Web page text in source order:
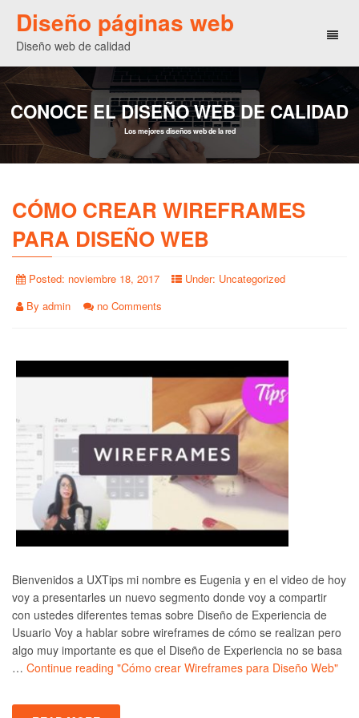
Diseño páginas web
Diseño web de calidad
CONOCE EL DISEÑO WEB DE CALIDAD
Los mejores diseños web de la red
CÓMO CREAR WIREFRAMES
PARA DISEÑO WEB
Posted: noviembre 18, 2017 Under: Uncategorized
By admin no Comments
Bienvenidos a UXTips mi nombre es Eugenia y en el video de hoy
voy a presentarles un nuevo segmento donde voy a compartir
con ustedes diferentes temas sobre Diseño de Experiencia de
Usuario Voy a hablar sobre wireframes de cómo se realizan pero
algo muy importante es que el Diseño de Experiencia no se basa
… Continue reading "Cómo crear Wireframes para Diseño Web"